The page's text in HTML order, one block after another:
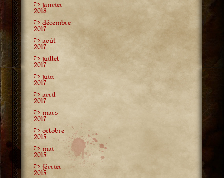
janvier
2018
décembre
2017
août
2017
juillet
2017
juin
2017
avril
2017
mars
2017
octobre
2015
mai
2015
février
2015